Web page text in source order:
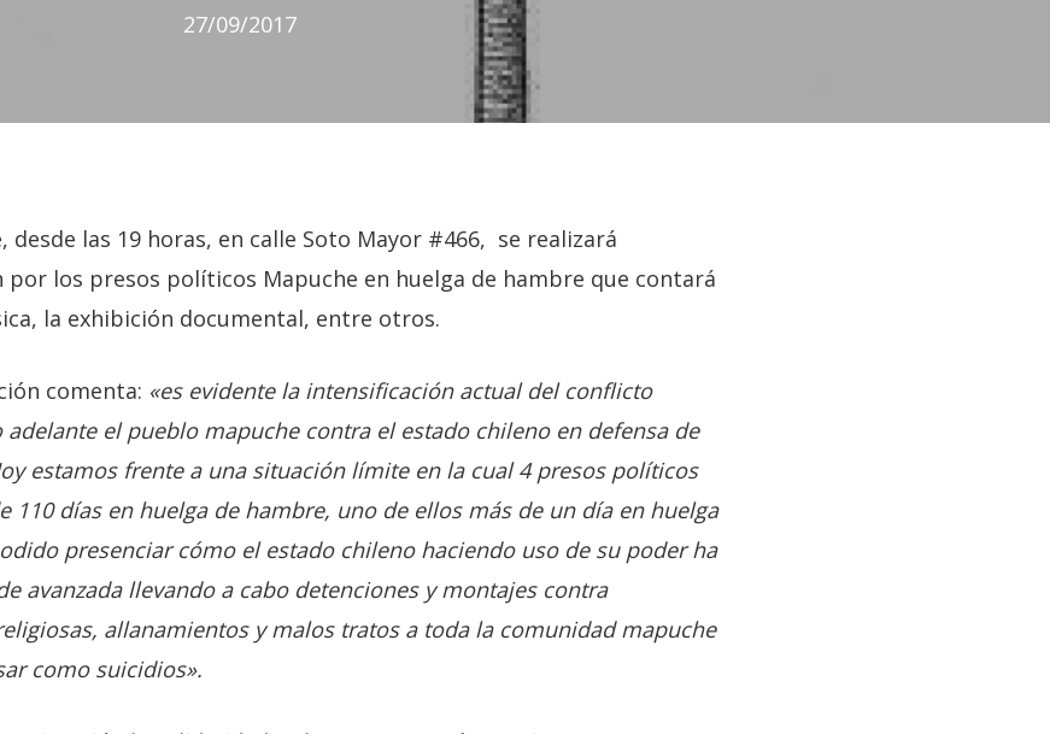
27/09/2017
desde las 19 horas, en calle Soto Mayor #466, se realizará
los presos políticos Mapuche en huelga de hambre que contará
la exhibición documental, entre otros.
comenta: «es evidente la intensificación actual del conflicto
el pueblo mapuche contra el estado chileno en defensa de
estamos frente a una situación límite en la cual 4 presos políticos
110 días en huelga de hambre, uno de ellos más de un día en huelga
presenciar cómo el estado chileno haciendo uso de su poder ha
avanzada llevando a cabo detenciones y montajes contra
allanamientos y malos tratos a toda la comunidad mapuche
como suicidios».